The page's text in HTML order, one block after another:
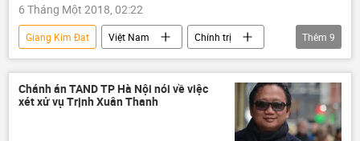
6 Tháng Một 2018, 02:22
Giang Kim Đạt Việt Nam
Chính trị
Kinh doanh
Trịnh Xuân Thanh
Dương Chí Dũng
Vũ nhôm
Phan Văn Anh Vũ
truy nã
Thêm 9
Chánh án TAND TP Hà Nội nói về việc
xét xử vụ Trịnh Xuân Thanh